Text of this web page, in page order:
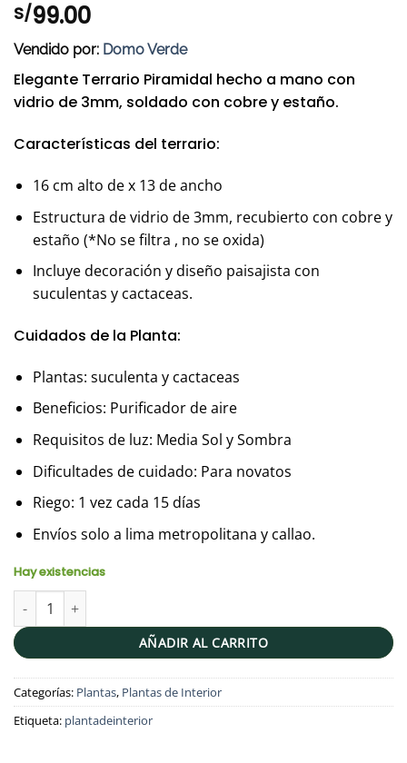
S/99.00
Vendido por: Domo Verde
Elegante Terrario Piramidal hecho a mano con
vidrio de 3mm, soldado con cobre y estaño.
Características del terrario:
16 cm alto de x 13 de ancho
Estructura de vidrio de 3mm, recubierto con cobre y
estaño (*No se filtra , no se oxida)
Incluye decoración y diseño paisajista con
suculentas y cactaceas.
Cuidados de la Planta:
Plantas: suculenta y cactaceas
Beneficios: Purificador de aire
Requisitos de luz: Media Sol y Sombra
Dificultades de cuidado: Para novatos
Riego: 1 vez cada 15 días
Envíos solo a lima metropolitana y callao.
Hay existencias
Domo Terrario Giza | 16cm cantidad
AÑADIR AL CARRITO
Categorías: Plantas, Plantas de Interior
Etiqueta: plantadeinterior